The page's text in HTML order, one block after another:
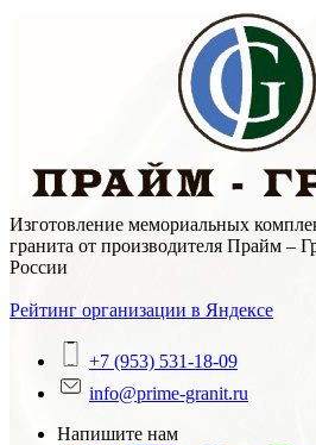
Изготовление мемориальных
гранита от производителя Прайм –
России
Рейтинг организации в Яндексе
+7 (953) 531-18-09
info@prime-granit.ru
Напишите нам